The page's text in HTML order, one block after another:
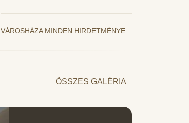
VÁROSHÁZA MINDEN HIRDETMÉNYE
ÖSSZES GALÉRIA